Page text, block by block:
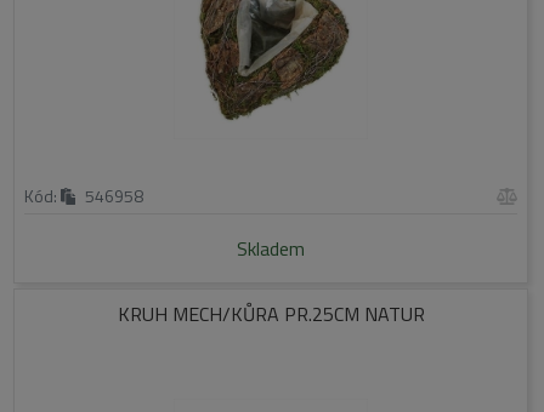
Kód: 546958
Skladem
KRUH MECH/KŮRA PR.25CM NATUR